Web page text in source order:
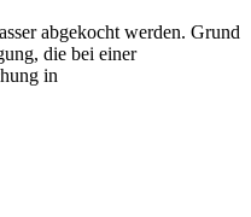
abgekocht werden. Grund
die bei einer
in